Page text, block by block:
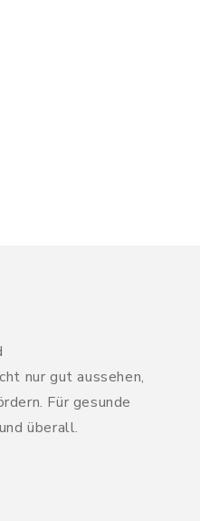
nur gut aussehen,
Für gesunde
überall.